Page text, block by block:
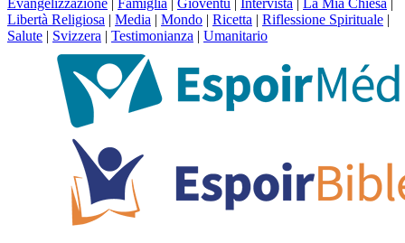
Evangelizzazione Famiglia Gioventù Intervista La Mia Chiesa
Libertà Religiosa | Media | Mondo | Ricetta | Riflessione Spirituale |
Salute | Svizzera | Testimonianza | Umanitario